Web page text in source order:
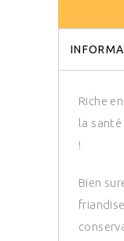
Riche
la
!
Bien